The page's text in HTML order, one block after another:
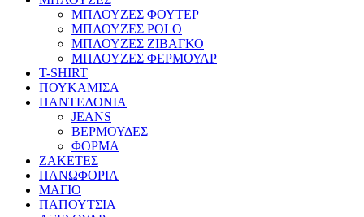
ΜΠΛΟΥΖΕΣ ΦΟΥΤΕΡ
ΜΠΛΟΥΖΕΣ POLO
ΜΠΛΟΥΖΕΣ ΖΙΒΑΓΚΟ
ΜΠΛΟΥΖΕΣ ΦΕΡΜΟΥΑΡ
T-SHIRT
ΠΟΥΚΑΜΙΣΑ
ΠΑΝΤΕΛΟΝΙΑ
JEANS
ΒΕΡΜΟΥΔΕΣ
ΦΟΡΜΑ
ΖΑΚΕΤΕΣ
ΠΑΝΩΦΟΡΙΑ
ΜΑΓΙΟ
ΠΑΠΟΥΤΣΙΑ